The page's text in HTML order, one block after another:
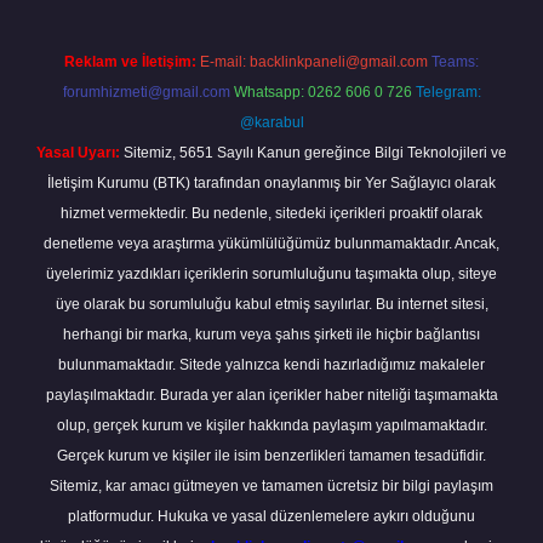
Reklam ve İletişim: E-mail: backlinkpaneli@gmail.com Teams:
forumhizmeti@gmail.com Whatsapp: 0262 606 0 726 Telegram:
@karabul
Yasal Uyarı: Sitemiz, 5651 Sayılı Kanun gereğince Bilgi Teknolojileri ve
İletişim Kurumu (BTK) tarafından onaylanmış bir Yer Sağlayıcı olarak
hizmet vermektedir. Bu nedenle, sitedeki içerikleri proaktif olarak
denetleme veya araştırma yükümlülüğümüz bulunmamaktadır. Ancak,
üyelerimiz yazdıkları içeriklerin sorumluluğunu taşımakta olup, siteye
üye olarak bu sorumluluğu kabul etmiş sayılırlar. Bu internet sitesi,
herhangi bir marka, kurum veya şahıs şirketi ile hiçbir bağlantısı
bulunmamaktadır. Sitede yalnızca kendi hazırladığımız makaleler
paylaşılmaktadır. Burada yer alan içerikler haber niteliği taşımamakta
olup, gerçek kurum ve kişiler hakkında paylaşım yapılmamaktadır.
Gerçek kurum ve kişiler ile isim benzerlikleri tamamen tesadüfidir.
Sitemiz, kar amacı gütmeyen ve tamamen ücretsiz bir bilgi paylaşım
platformudur. Hukuka ve yasal düzenlemelere aykırı olduğunu